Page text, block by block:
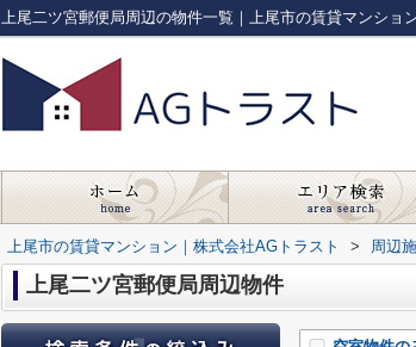
上尾二ツ宮郵便局周辺の物件一覧｜上尾市の賃貸マンショ
上尾市の賃貸マンション｜株式会社AGトラスト > 周辺
上尾二ツ宮郵便局周辺物件